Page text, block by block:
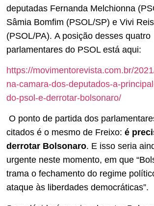
deputadas Fernanda Melchionna
Sâmia Bomfim (PSOL/SP) e Vivi Reis
(PSOL/PA). A posição desses quatro
parlamentares do PSOL está aqui:
https://movimentorevista.com.br/
na-camara-dos-deputados-a-
do-psol-e-derrotar-bolsonaro/
O ponto de partida dos
citados é o mesmo de Freixo: é
derrotar Bolsonaro. E isso seria
urgente neste momento, em que
trama o fechamento do regime
ataque às liberdades democráticas”.